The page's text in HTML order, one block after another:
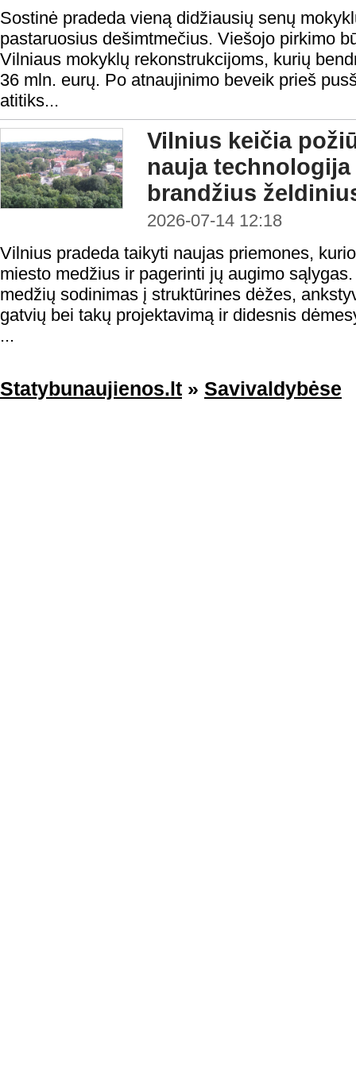
Sostinė pradeda vieną didžiausių senų
pastaruosius dešimtmečius. Viešojo pirkimo
Vilniaus mokyklų rekonstrukcijoms, kurių
36 mln. eurų. Po atnaujinimo beveik prieš
atitiks...
Vilnius keičia
nauja
brandžius
2026-07-14 12:18
Vilnius pradeda taikyti naujas priemones,
miesto medžius ir pagerinti jų augimo
medžių sodinimas į struktūrines dėžes,
gatvių bei takų projektavimą ir didesnis
...
Statybunaujienos.lt » Savivaldybėse